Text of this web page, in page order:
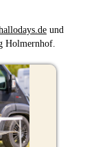
und
Holmernhof.